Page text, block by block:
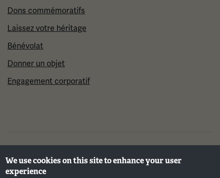
Dons commémoratifs
Laissez votre héritage
Bénévolat
Donner un objet
Engagement corporatif
©2026 Musée et mémorial national de la Première
Guerre mondiale
We use cookies on this site to enhance your user
experience